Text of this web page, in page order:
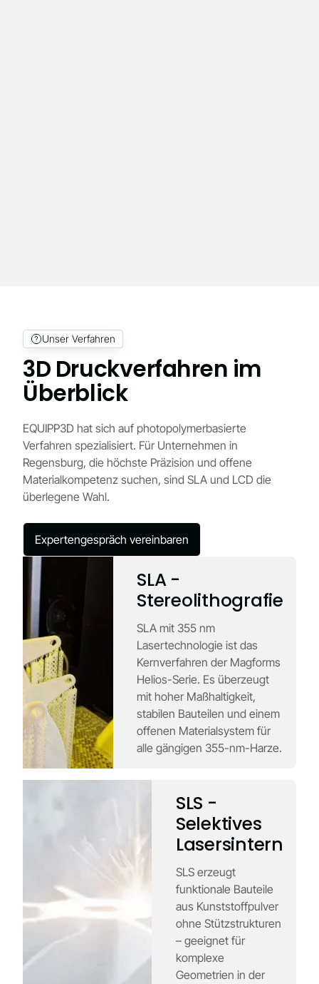
Unser Verfahren
3D Druckverfahren im
Überblick
EQUIPP3D hat sich auf photopolymerbasierte
Verfahren spezialisiert. Für Unternehmen in
Regensburg, die höchste Präzision und offene
Materialkompetenz suchen, sind SLA und LCD die
überlegene Wahl.
Expertengespräch vereinbaren
SLA -
Stereolithografie
SLA mit 355 nm
Lasertechnologie ist das
Kernverfahren der Magforms
Helios-Serie. Es überzeugt
mit hoher Maßhaltigkeit,
stabilen Bauteilen und einem
offenen Materialsystem für
alle gängigen 355-nm-Harze.
SLS -
Selektives
Lasersintern
SLS erzeugt
funktionale Bauteile
aus Kunststoffpulver
ohne Stützstrukturen
– geeignet für
komplexe
Geometrien in der